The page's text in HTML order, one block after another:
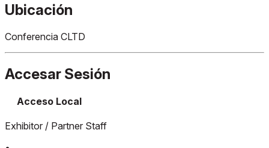
Ubicación
Conferencia CLTD
Accesar Sesión
Acceso Local
Exhibitor / Partner Staff